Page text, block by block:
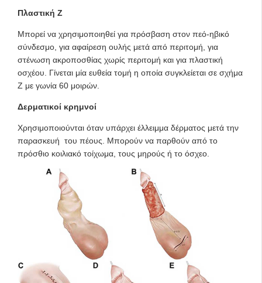
Πλαστική Ζ
Μπορεί να χρησιμοποιηθεί για πρόσβαση στον πεό-ηβικό
σύνδεσμο, για αφαίρεση ουλής μετά από περιτομή, για
στένωση ακροποσθίας χωρίς περιτομή και για πλαστική
οσχέου. Γίνεται μία ευθεία τομή η οποία συγκλείεται σε σχήμα
Ζ με γωνία 60 μοιρών.
Δερματικοί κρημνοί
Χρησιμοποιούνται όταν υπάρχει έλλειμμα δέρματος μετά την
παρασκευή του πέους. Μπορούν να παρθούν από το
πρόσθιο κοιλιακό τοίχωμα, τους μηρούς ή το όσχεο.